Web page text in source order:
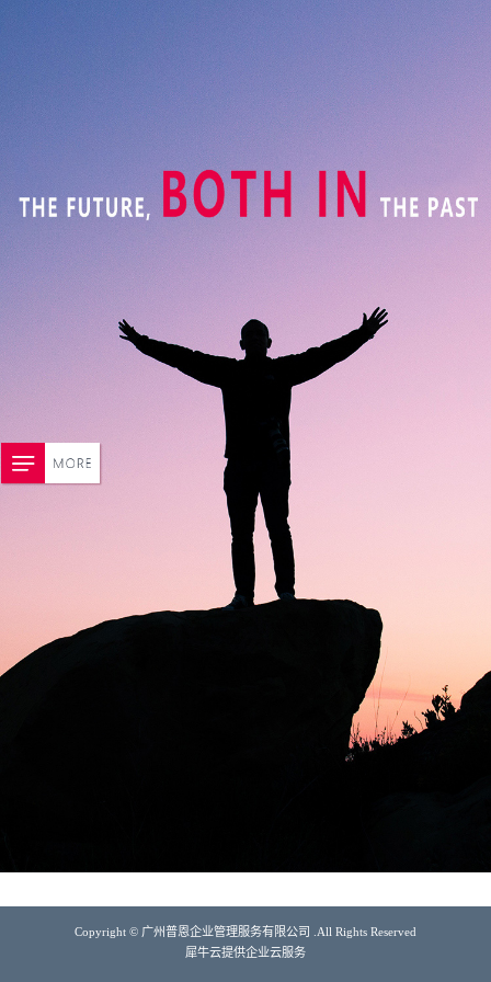
Copyright © 广州普恩企业管理服务有限公司 .All Rights Reserved
犀牛云提供企业云服务